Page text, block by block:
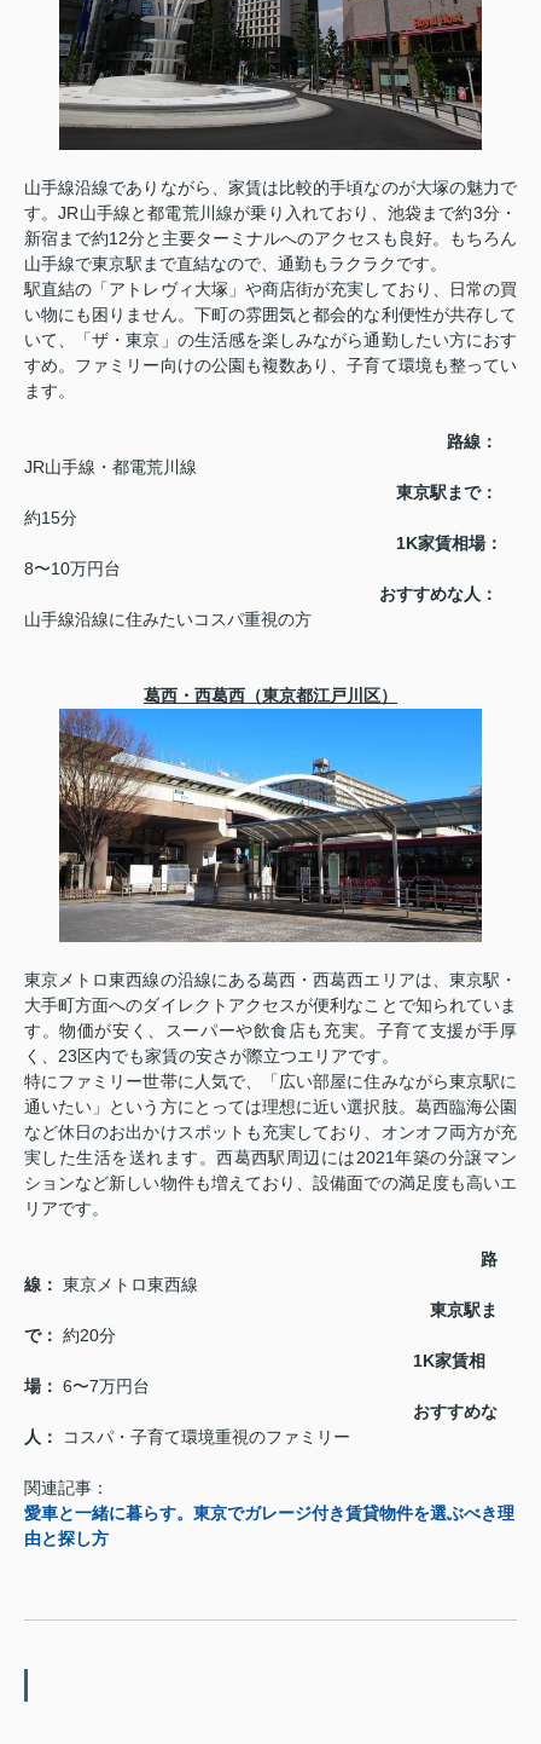
山手線沿線でありながら、家賃は比較的手頃なのが大塚の魅力で
す。JR山手線と都電荒川線が乗り入れており、池袋まで約3分・
新宿まで約12分と主要ターミナルへのアクセスも良好。もちろん
山手線で東京駅まで直結なので、通勤もラクラクです。
駅直結の「アトレヴィ大塚」や商店街が充実しており、日常の買
い物にも困りません。下町の雰囲気と都会的な利便性が共存して
いて、「ザ・東京」の生活感を楽しみながら通勤したい方におす
すめ。ファミリー向けの公園も複数あり、子育て環境も整ってい
ます。
路線：
JR山手線・都電荒川線
東京駅まで：
約15分
1K家賃相場：
8〜10万円台
おすすめな人：
山手線沿線に住みたいコスパ重視の方
葛西・西葛西（東京都江戸川区）
東京メトロ東西線の沿線にある葛西・西葛西エリアは、東京駅・
大手町方面へのダイレクトアクセスが便利なことで知られていま
す。物価が安く、スーパーや飲食店も充実。子育て支援が手厚
く、23区内でも家賃の安さが際立つエリアです。
特にファミリー世帯に人気で、「広い部屋に住みながら東京駅に
通いたい」という方にとっては理想に近い選択肢。葛西臨海公園
など休日のお出かけスポットも充実しており、オンオフ両方が充
実した生活を送れます。西葛西駅周辺には2021年築の分譲マン
ションなど新しい物件も増えており、設備面での満足度も高いエ
リアです。
路
線： 東京メトロ東西線
東京駅ま
で： 約20分
1K家賃相
場： 6〜7万円台
おすすめな
人：
コスパ・子育て環境重視のファミリー
関連記事：
愛車と一緒に暮らす。東京でガレージ付き賃貸物件を選ぶべき理
由と探し方